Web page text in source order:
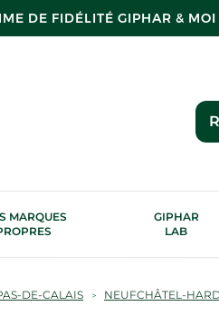
DE FIDÉLITÉ GIPHAR & MOI
MARQUES
GIPHAR
LAB
DE-CALAIS
NEUFCHÂTEL-